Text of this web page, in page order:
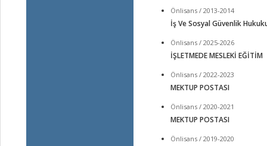
Önlisans / 2013-2014
İş Ve Sosyal Güvenlik
Önlisans / 2025-2026
İŞLETMEDE MESLEKİ EĞİTİM
Önlisans / 2022-2023
MEKTUP POSTASI
Önlisans / 2020-2021
MEKTUP POSTASI
Önlisans / 2019-2020